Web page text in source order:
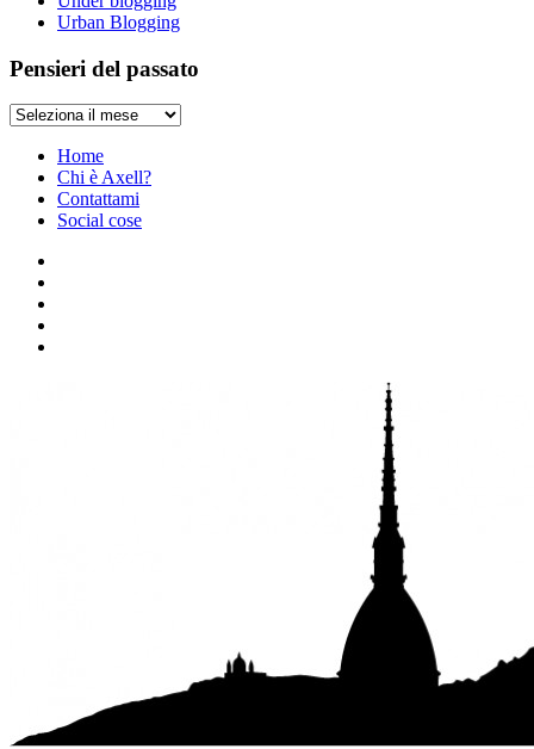
Urban Blogging
Pensieri del passato
Pensieri
passatoHome
Chi è Axell?
Contattami
Social cose